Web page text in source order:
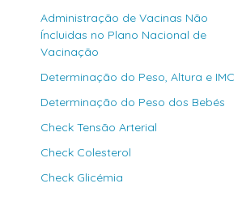
Administração de Vacinas Não
Íncluidas no Plano Nacional de
Vacinação
Determinação do Peso, Altura e IMC
Determinação do Peso dos Bebés
Check Tensão Arterial
Check Colesterol
Check Glicémia